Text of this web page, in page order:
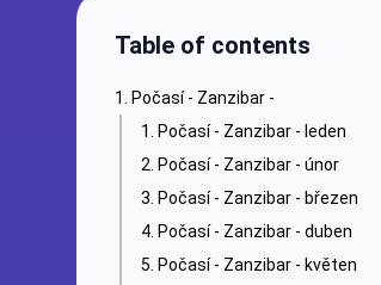
Table of contents
Počasí - Zanzibar -
Počasí - Zanzibar - leden
Počasí - Zanzibar - únor
Počasí - Zanzibar - březen
Počasí - Zanzibar - duben
Počasí - Zanzibar - květen